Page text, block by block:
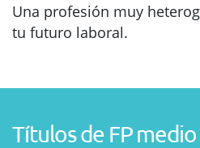
Una profesión muy
tu futuro laboral.
Títulos de FP medio